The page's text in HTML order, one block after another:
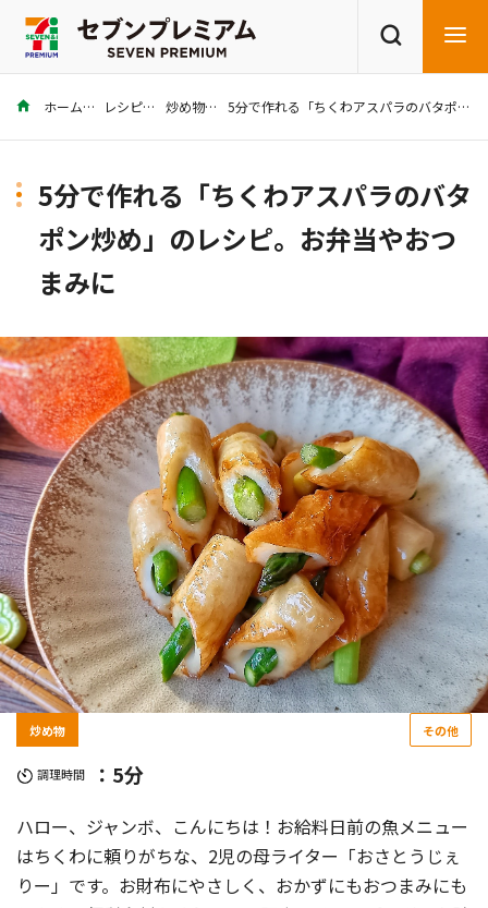
商品を探す レシピを探す
ホーム レシピ 炒め物 5分で作れる「ちくわアスパラのバタポン炒め」のレシピ。お弁当やおつまみに
5分で作れる「ちくわアスパラのバタ
ポン炒め」のレシピ。お弁当やおつ
まみに
炒め物 その他
調理時間 ：5分
ハロー、ジャンボ、こんにちは！お給料日前の魚メニュー
はちくわに頼りがちな、2児の母ライター「おさとうじぇ
りー」です。お財布にやさしく、おかずにもおつまみにも